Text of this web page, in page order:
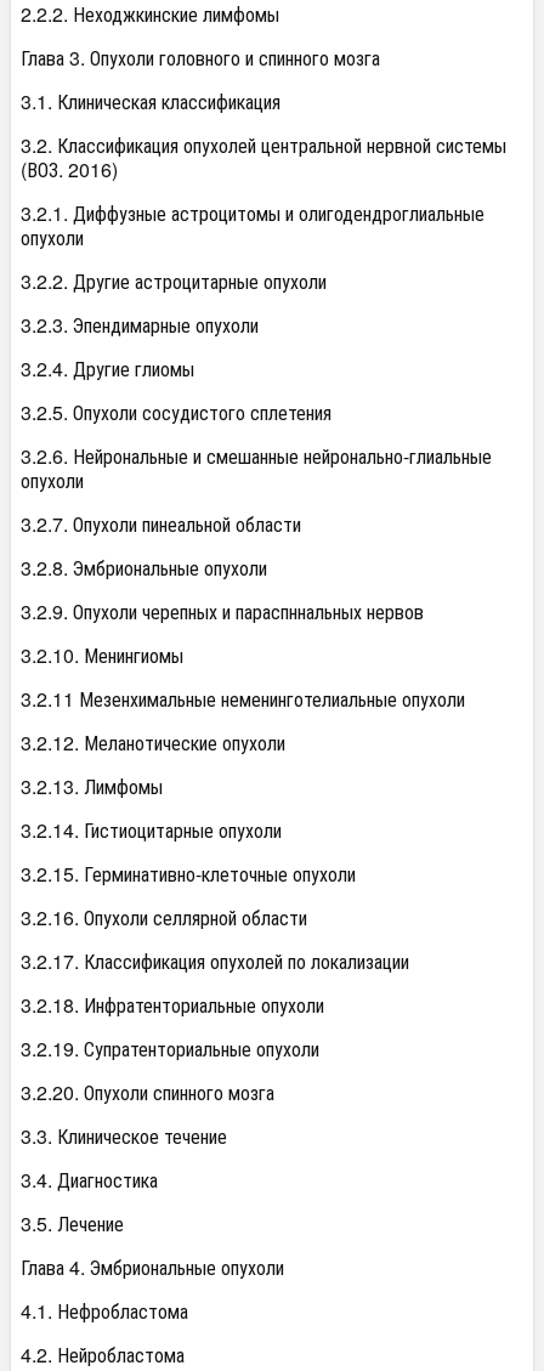
2.2.2. Неходжкинские лимфомы
Глава 3. Опухоли головного и спинного мозга
3.1. Клиническая классификация
3.2. Классификация опухолей центральной нервной системы
(ВОЗ. 2016)
3.2.1. Диффузные астроцитомы и олигодендроглиальные
опухоли
3.2.2. Другие астроцитарные опухоли
3.2.3. Эпендимарные опухоли
3.2.4. Другие глиомы
3.2.5. Опухоли сосудистого сплетения
3.2.6. Нейрональные и смешанные нейронально-глиальные
опухоли
3.2.7. Опухоли пинеальной области
3.2.8. Эмбриональные опухоли
3.2.9. Опухоли черепных и параспннальных нервов
3.2.10. Менингиомы
3.2.11 Мезенхимальные неменинготелиальные опухоли
3.2.12. Меланотические опухоли
3.2.13. Лимфомы
3.2.14. Гистиоцитарные опухоли
3.2.15. Герминативно-клеточные опухоли
3.2.16. Опухоли селлярной области
3.2.17. Классификация опухолей по локализации
3.2.18. Инфратенториальные опухоли
3.2.19. Супратенториальные опухоли
3.2.20. Опухоли спинного мозга
3.3. Клиническое течение
3.4. Диагностика
3.5. Лечение
Глава 4. Эмбриональные опухоли
4.1. Нефробластома
4.2. Нейробластома